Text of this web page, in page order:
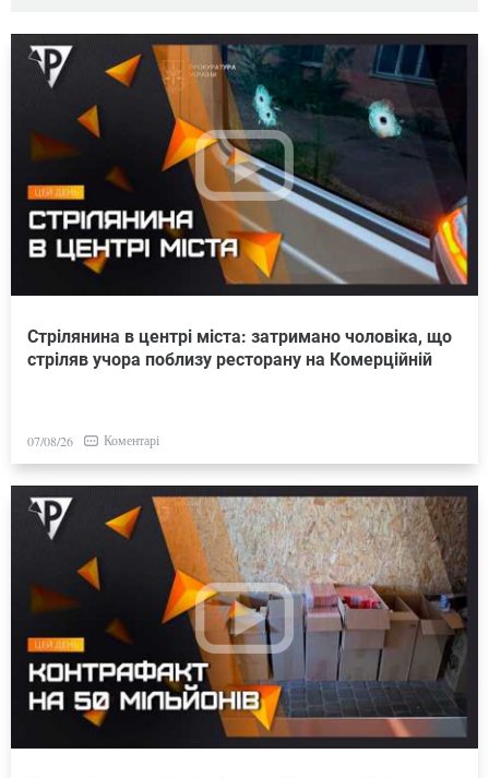
Стрілянина в центрі міста: затримано чоловіка, що
стріляв учора поблизу ресторану на Комерційній
07/08/26 Коментарі